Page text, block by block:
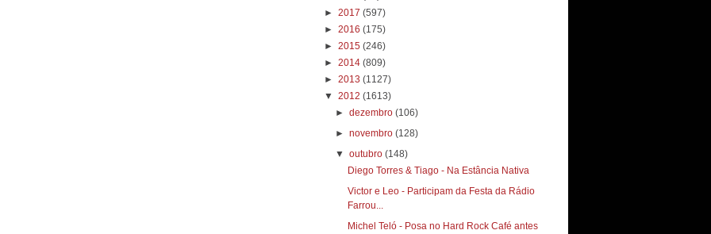
► 2017 (597)
► 2016 (175)
► 2015 (246)
► 2014 (809)
► 2013 (1127)
▼ 2012 (1613)
►dezembro(106)
►novembro(128)
▼outubro(148)
Diego Torres & Tiago - Na Estância Nativa
Victor e Leo - Participam da Festa da Rádio
Farrou...
Michel Teló - Posa no Hard Rock Café antes